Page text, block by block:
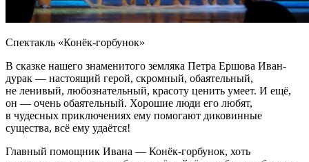
Спектакль «Конёк-горбунок»
В сказке нашего знаменитого земляка Петра Ершова Иван-
дурак — настоящий герой, скромный, обаятельный,
не ленивый, любознательный, красоту ценить умеет. И ещё,
он — очень обаятельный. Хорошие люди его любят,
в чудесных приключениях ему помогают диковинные
существа, всё ему удаётся!
Главный помощник Ивана — Конёк-горбунок, хоть